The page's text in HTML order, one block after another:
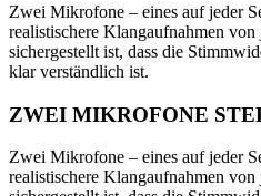
Zwei Mikrofone – eines auf jeder
realistischere Klangaufnahmen
sichergestellt ist, dass die
klar verständlich ist.
ZWEI MIKROFONE
Zwei Mikrofone – eines auf jeder
realistischere Klangaufnahmen